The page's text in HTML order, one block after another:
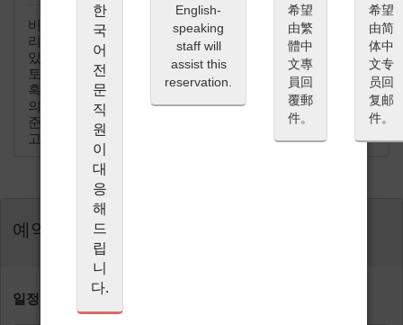
한
국
어
전
문
직
원
이
대
응
해
드
립
니
다.
English-
speaking
staff will
assist this
reservation.
希望
由繁
體中
文專
員回
覆郵
件。
希望
由简
体中
文专
员回
复邮
件。
비프테키카와무라 premium키타신치점 에서는 최고의 요
리를 대접하기 위해 엄선된 식재료만을 확보하여 요리하고
있습니다. 손님의 희망사항 및 알레르기 등의 기본정보를
토대로 최고의 요리를 제공하기 위해서는 사전결제(paypal
혹은 신용카드 지불)를 통한 예약확정이 필요합니다. 최고
의 식사 그리고 시간이 되실 수 있도록 만전을 다해 요리를
준비하겠습니다. 고객님의 방문을 즐거운 마음으로 기다리
고 있겠습니다.
예약
일정 (JST)